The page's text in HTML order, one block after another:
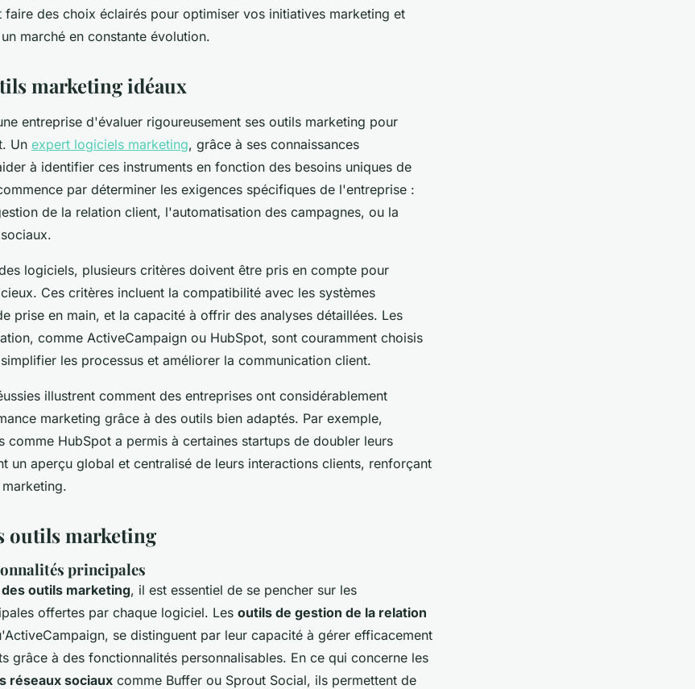
faire des choix éclairés pour optimiser vos initiatives marketing et
marché en constante évolution.
marketing idéaux
entreprise d'évaluer rigoureusement ses outils marketing pour
Un expert logiciels marketing, grâce à ses connaissances
à identifier ces instruments en fonction des besoins uniques de
par déterminer les exigences spécifiques de l'entreprise :
de la relation client, l'automatisation des campagnes, ou la
logiciels, plusieurs critères doivent être pris en compte pour
Ces critères incluent la compatibilité avec les systèmes
prise en main, et la capacité à offrir des analyses détaillées. Les
comme ActiveCampaign ou HubSpot, sont couramment choisis
les processus et améliorer la communication client.
illustrent comment des entreprises ont considérablement
marketing grâce à des outils bien adaptés. Par exemple,
comme HubSpot a permis à certaines startups de doubler leurs
un aperçu global et centralisé de leurs interactions clients, renforçant
outils marketing
principales
outils marketing, il est essentiel de se pencher sur les
offertes par chaque logiciel. Les outils de gestion de la relation
se distinguent par leur capacité à gérer efficacement
grâce à des fonctionnalités personnalisables. En ce qui concerne les
réseaux sociaux comme Buffer ou Sprout Social, ils permettent de